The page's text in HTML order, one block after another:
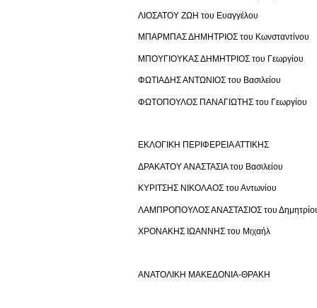
ΛΙΟΣΑΤΟΥ ΖΩΗ του Ευαγγέλου
ΜΠΑΡΜΠΑΣ ΔΗΜΗΤΡΙΟΣ του Κωνσταντίνου
ΜΠΟΥΓΙΟΥΚΑΣ ΔΗΜΗΤΡΙΟΣ του Γεωργίου
ΦΩΤΙΑΔΗΣ ΑΝΤΩΝΙΟΣ του Βασιλείου
ΦΩΤΟΠΟΥΛΟΣ ΠΑΝΑΓΙΩΤΗΣ του Γεωργίου
ΕΚΛΟΓΙΚΗ ΠΕΡΙΦΕΡΕΙΑ ΑΤΤΙΚΗΣ
ΔΡΑΚΑΤΟΥ ΑΝΑΣΤΑΣΙΑ του Βασιλείου
ΚΥΡΙΤΣΗΣ ΝΙΚΟΛΑΟΣ του Αντωνίου
ΛΑΜΠΡΟΠΟΥΛΟΣ ΑΝΑΣΤΑΣΙΟΣ του
ΧΡΟΝΑΚΗΣ ΙΩΑΝΝΗΣ του Μιχαήλ
ΑΝΑΤΟΛΙΚΗ ΜΑΚΕΔΟΝΙΑ-ΘΡΑΚΗ